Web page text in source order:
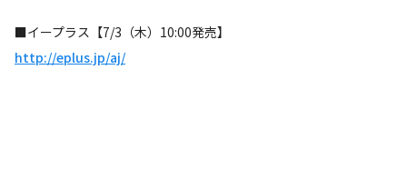
■イープラス【7/3（木）10:00発売】
http://eplus.jp/aj/